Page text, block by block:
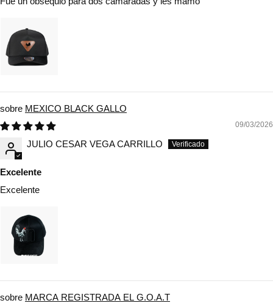
MEXICO BLACK GALLO
09/03/2026
JULIO CESAR VEGA CARRILLO
Excelente
Excelente
MARCA REGISTRADA EL G.O.A.T